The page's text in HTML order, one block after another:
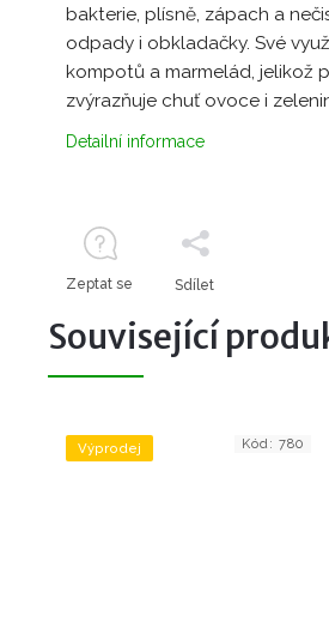
bakterie, plísně, zápach a
odpady i obkladačky. Své
kompotů a marmelád, jelikož
zvýrazňuje chuť ovoce i
Detailní informace
Zeptat se Sdílet
Související
Výprodej Kód: 780